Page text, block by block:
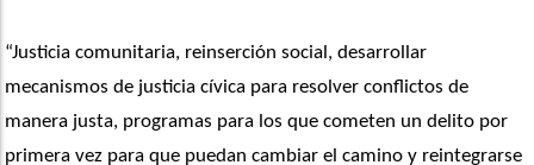
“Justicia comunitaria, reinserción social, desarrollar
mecanismos de justicia cívica para resolver conflictos de
manera justa, programas para los que cometen un delito por
primera vez para que puedan cambiar el camino y reintegrarse